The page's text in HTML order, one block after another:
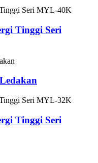
Tinggi Seri
Tinggi Seri